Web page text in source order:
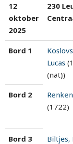
12
oktober
2025
230
Bord 1
Lucas
(nat))
Bord 2
(1722)
Bord 3
Biltjes,